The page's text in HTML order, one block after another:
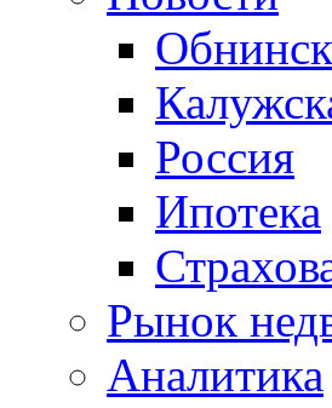
Обнинск
Россия
Ипотека
Рынок
Аналитика